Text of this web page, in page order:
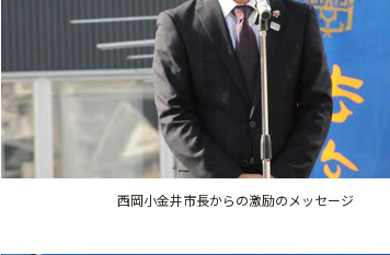
西岡小金井市長からの激励のメッセージ